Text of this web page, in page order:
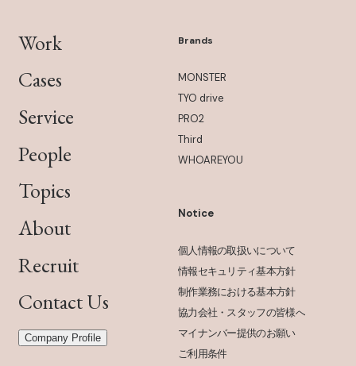
Work
Cases
Service
People
Topics
About
Recruit
Contact Us
Company Profile
Brands
MONSTER
TYO drive
PRO2
Third
WHOAREYOU
Notice
個人情報の取扱いについて
情報セキュリティ基本方針
制作業務における基本方針
協力会社・スタッフの皆様へ
マイナンバー提供のお願い
ご利用条件